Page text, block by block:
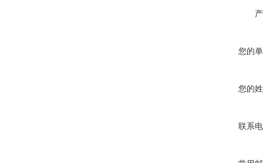
您的
您的
联系